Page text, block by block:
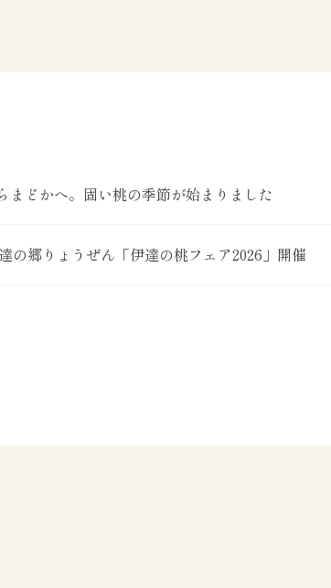
まどかへ。固い桃の季節が始まりました
の郷りょうぜん「伊達の桃フェア2026」開催